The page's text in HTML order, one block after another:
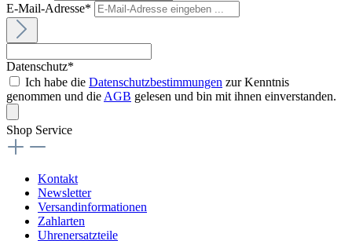
E-Mail-Adresse*
Datenschutz*
Ich habe die Datenschutzbestimmungen zur Kenntnis
genommen und die AGB gelesen und bin mit ihnen einverstanden.
Shop Service
Kontakt
Newsletter
Versandinformationen
Zahlarten
Uhrenersatzteile